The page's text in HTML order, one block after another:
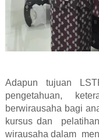
Adapun tujuan
pengetahuan,
berwirausaha bagi
kursus dan
pelatihan
wirausaha dalam